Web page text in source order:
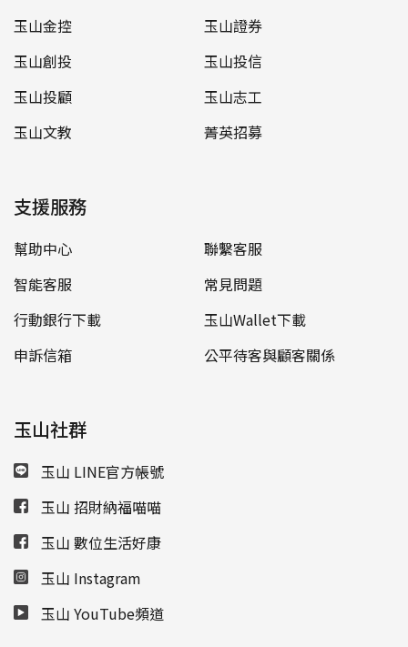
玉山金控
玉山證券
玉山創投
玉山投信
玉山投顧
玉山志工
玉山文教
菁英招募
支援服務
幫助中心
聯繫客服
智能客服
常見問題
行動銀行下載
玉山Wallet下載
申訴信箱
公平待客與顧客關係
玉山社群
玉山 LINE官方帳號
玉山 招財納福喵喵
玉山 數位生活好康
玉山 Instagram
玉山 YouTube頻道